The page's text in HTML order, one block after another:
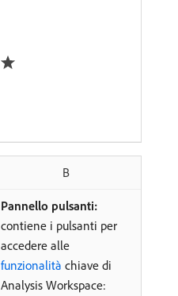
B
Pannello pulsanti:
contiene i pulsanti per
accedere alle
funzionalità chiave di
Analysis Workspace: